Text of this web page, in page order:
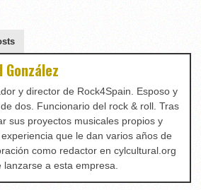
González
y director de Rock4Spain. Esposo y
dos. Funcionario del rock & roll. Tras
sus proyectos musicales propios y
que le dan varios años de
como redactor en cylcultural.org
lanzarse a esta empresa.